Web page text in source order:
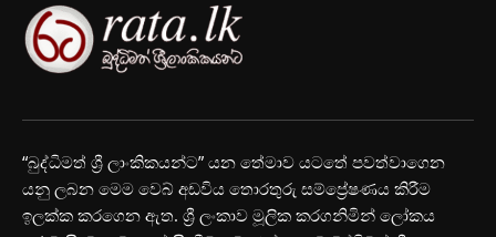
“බුද්ධිමත් ශ්‍රී ලාංකිකයන්ට” යන තේමාව යටතේ පවත්වාගෙන
යනු ලබන මෙම වෙබ් අඩවිය තොරතුරු සම්ප්‍රේෂණය කිරීම
ඉලක්ක කරගෙන ඇත. ශ්‍රී ලංකාව මූලික කරගනිමින් ලෝකය